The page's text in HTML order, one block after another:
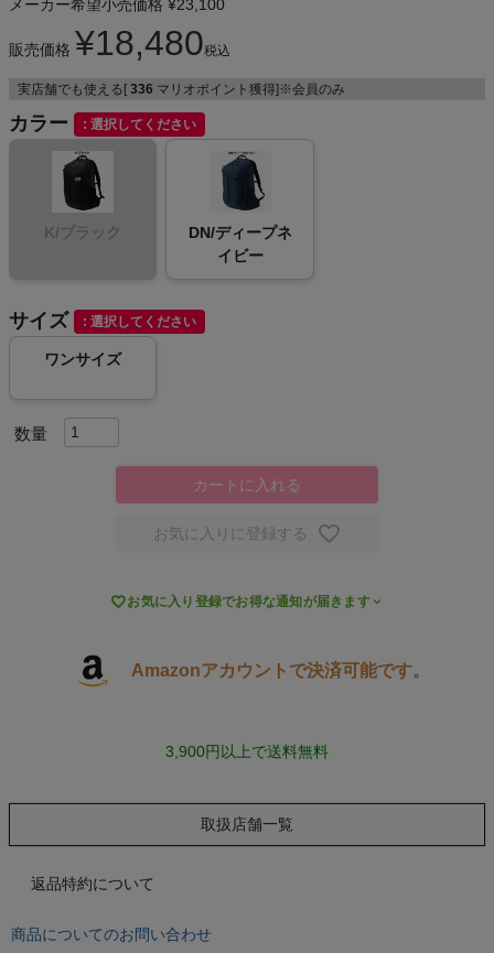
もっと見る
メンズカジュアルウェア
レディースカジュアルウェア
メンズスポーツウェア
レディーススポーツウェア
スポーツシューズ
ビジネス
メーカー希望小売価格 ¥23,100
販売価格 ¥18,480税込
実店舗でも使える[ 336 マリオポイント獲得]※会員のみ
カラー 選択してください
K/ブラック
DN/ディープネ
イビー
サイズ 選択してください
ワンサイズ
カートに入れる
お気に入りに登録する
お気に入り登録でお得な通知が届きます
Amazonアカウントで決済可能です。
3,900円以上で送料無料
取扱店舗一覧
返品特約について
商品についてのお問い合わせ